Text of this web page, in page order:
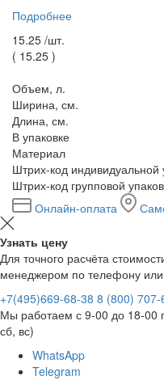
Подробнее
15.25 /шт.
( 15.25 )
Объем, л.
Ширина, см.
Длина, см.
В упаковке
Материал
Штрих-код индивидуальной
Штрих-код групповой
Онлайн-оплата
Узнать цену
Для точного расчёта
менеджером по телефону
+7(495)669-68-38 8 (800) 707-
Мы работаем с 9-00 до 18-00
сб, вс)
WhatsApp
Telegram